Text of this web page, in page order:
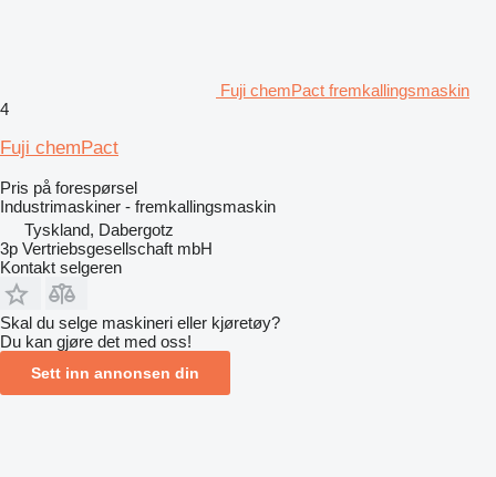
Fuji chemPact fremkallingsmaskin
4
Fuji chemPact
Pris på forespørsel
Industrimaskiner - fremkallingsmaskin
Tyskland, Dabergotz
3p Vertriebsgesellschaft mbH
Kontakt selgeren
Skal du selge maskineri eller kjøretøy?
Du kan gjøre det med oss!
Sett inn annonsen din